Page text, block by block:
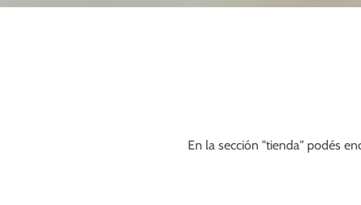
En la sección "tienda" podés